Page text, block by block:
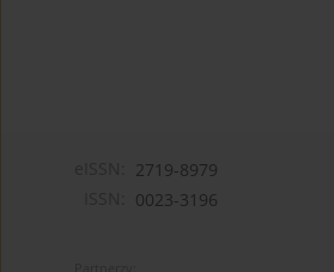
2719-8979
0023-3196